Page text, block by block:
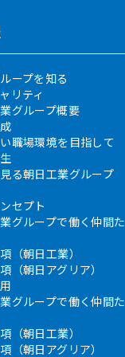
ープを知る
ティ
ループ概要
場環境を目指して
朝日工業グループ
セプト
ループで働く仲間た
朝日工業）
朝日アグリア）
ループで働く仲間た
朝日工業）
朝日アグリア）